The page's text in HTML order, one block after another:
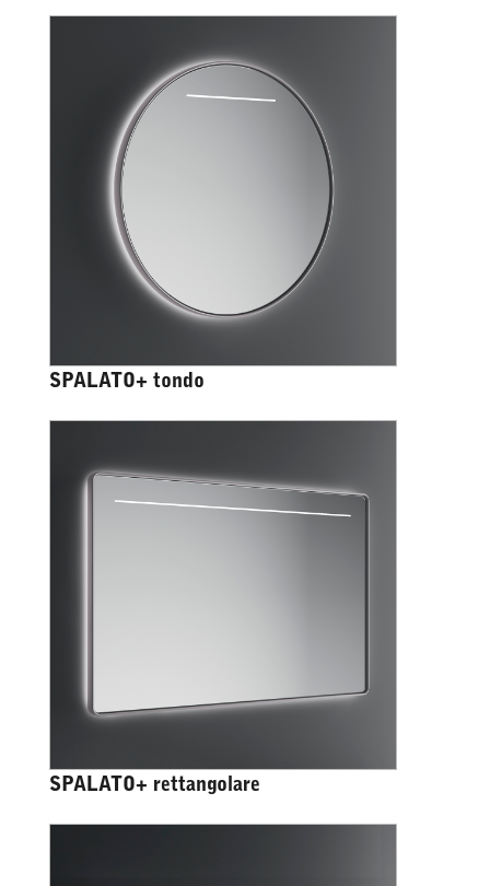
SPALATO+ tondo
SPALATO+ rettangolare